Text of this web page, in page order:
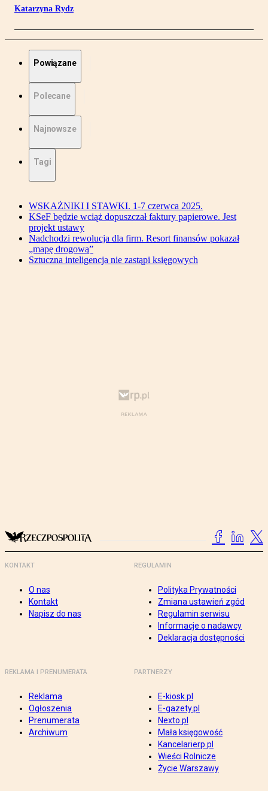
Katarzyna Rydz
Powiązane
Polecane
Najnowsze
Tagi
WSKAŻNIKI I STAWKI. 1-7 czerwca 2025.
KSeF będzie wciąż dopuszczał faktury papierowe. Jest
projekt ustawy
Nadchodzi rewolucja dla firm. Resort finansów pokazał
„mapę drogową”
Sztuczna inteligencja nie zastąpi księgowych
KONTAKT
O nas
Kontakt
Napisz do nas
REGULAMIN
Polityka Prywatności
Zmiana ustawień zgód
Regulamin serwisu
Informacje o nadawcy
Deklaracja dostępności
REKLAMA I PRENUMERATA
Reklama
Ogłoszenia
Prenumerata
Archiwum
PARTNERZY
E-kiosk.pl
E-gazety.pl
Nexto.pl
Mała księgowość
Kancelarierp.pl
Wieści Rolnicze
Życie Warszawy